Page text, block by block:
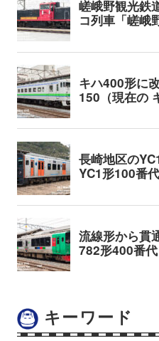
キーワード